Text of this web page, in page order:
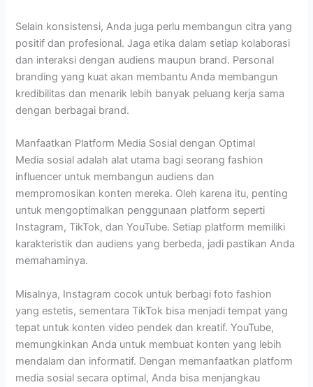
Selain konsistensi, Anda juga perlu membangun citra yang
positif dan profesional. Jaga etika dalam setiap kolaborasi
dan interaksi dengan audiens maupun brand. Personal
branding yang kuat akan membantu Anda membangun
kredibilitas dan menarik lebih banyak peluang kerja sama
dengan berbagai brand.
Manfaatkan Platform Media Sosial dengan Optimal
Media sosial adalah alat utama bagi seorang fashion
influencer untuk membangun audiens dan
mempromosikan konten mereka. Oleh karena itu, penting
untuk mengoptimalkan penggunaan platform seperti
Instagram, TikTok, dan YouTube. Setiap platform memiliki
karakteristik dan audiens yang berbeda, jadi pastikan Anda
memahaminya.
Misalnya, Instagram cocok untuk berbagi foto fashion
yang estetis, sementara TikTok bisa menjadi tempat yang
tepat untuk konten video pendek dan kreatif. YouTube,
memungkinkan Anda untuk membuat konten yang lebih
mendalam dan informatif. Dengan memanfaatkan platform
media sosial secara optimal, Anda bisa menjangkau